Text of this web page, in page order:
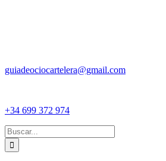
guiadeociocartelera@gmail.com
+34 699 372 974
Buscar: